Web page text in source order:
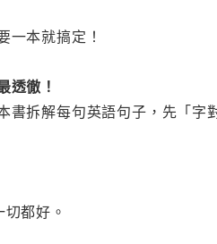
一本就搞定！
透徹！
書拆解每句英語句子，先「
都好。